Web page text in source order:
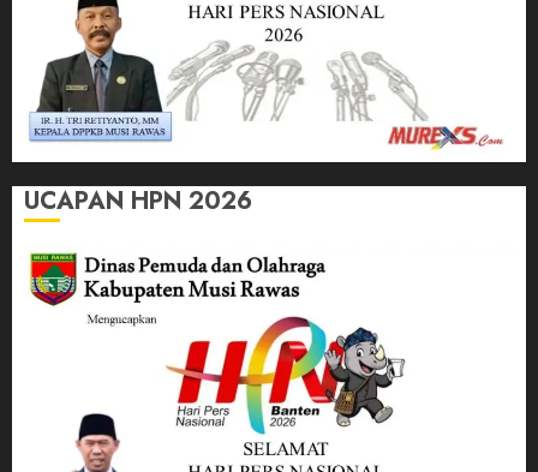
UCAPAN HPN 2026